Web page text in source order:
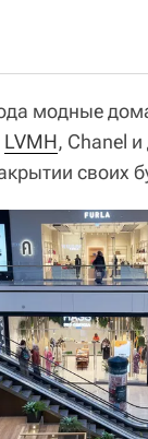
модные
LVMH, Chanel
своих